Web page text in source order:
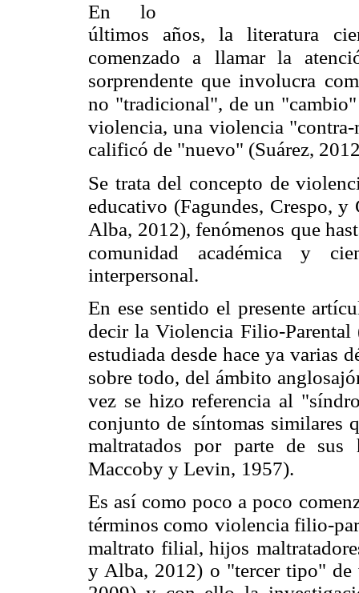
En lo
últimos años, la literatura
comenzado a
llamar la
sorprendente que involucra
no "tradicional", de un
violencia, una violencia
calificó de "nuevo" (Suárez,
Se trata del concepto de
educativo (Fagundes, Crespo,
Alba, 2012), fenómenos que
comunidad académica y
interpersonal.
En ese sentido el presente
decir la Violencia Filio-
estudiada desde hace ya varias
sobre todo, del ámbito
vez se hizo referencia al
conjunto de síntomas similares
maltratados por parte de
Maccoby y Levin, 1957).
Es así como poco a poco
términos como violencia filio-
maltrato filial, hijos
y Alba, 2012) o "tercer tipo"